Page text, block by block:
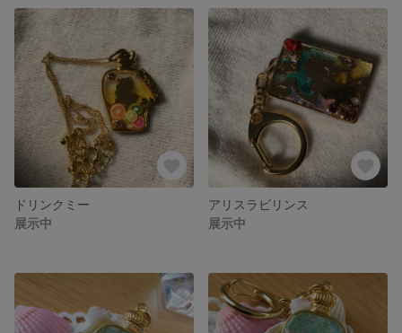
ドリンクミー
展示中
アリスラビリンス
展示中